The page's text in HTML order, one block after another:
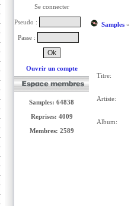
Se connecter
Pseudo :
Passe :
Ouvrir un compte
Samples: 64838
Reprises: 4009
Membres: 2589
Samples»
Titre:
Artiste:
Album: